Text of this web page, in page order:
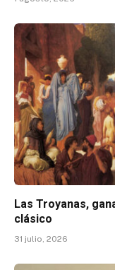
Las Troyanas,
clásico
31 julio, 2026